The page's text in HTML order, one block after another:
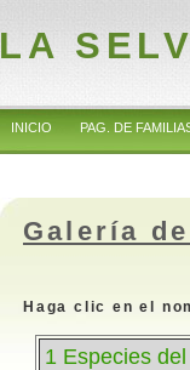
LA
INICIO PAG. DE
Galería
Haga clic en el
1 Especies